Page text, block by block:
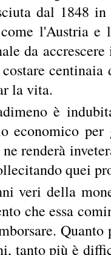
dal 1848
l'Austria e
da
la vita.
è
economico
renderà
quei
veri della
che essa
tanto più è